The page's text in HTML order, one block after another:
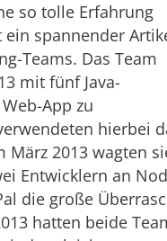
so tolle Erfahrung
spannender
Teams. Das Team
mit fünf Java-
App zu
hierbei
März 2013 wagten
Entwicklern an
die große
hatten beide